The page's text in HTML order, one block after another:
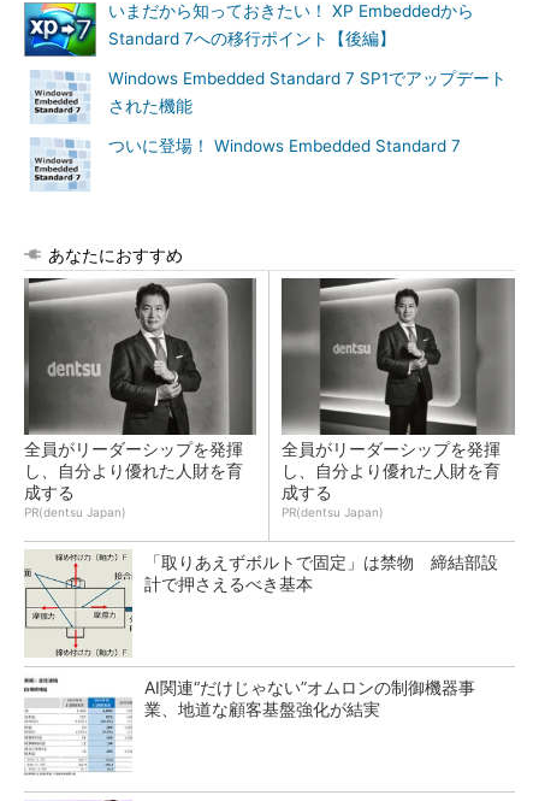
いまだから知っておきたい！ XP Embeddedから
Standard 7への移行ポイント【後編】
Windows Embedded Standard 7 SP1でアップデート
された機能
ついに登場！ Windows Embedded Standard 7
あなたにおすすめ
全員がリーダーシップを発揮
し、自分より優れた人財を育
成する
PR(dentsu Japan)
全員がリーダーシップを発揮
し、自分より優れた人財を育
成する
PR(dentsu Japan)
「取りあえずボルトで固定」は禁物 締結部設
計で押さえるべき基本
AI関連“だけじゃない”オムロンの制御機器事
業、地道な顧客基盤強化が結実